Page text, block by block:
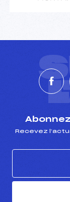
Recevez